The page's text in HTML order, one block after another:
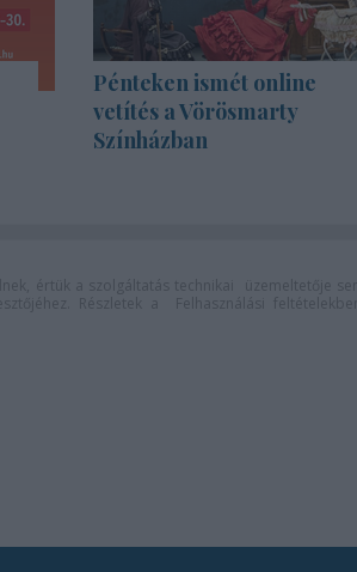
Pénteken ismét online
vetítés a Vörösmarty
Színházban